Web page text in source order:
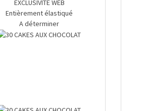
EXCLUSIVITE WEB
Entièrement élastiqué
A déterminer